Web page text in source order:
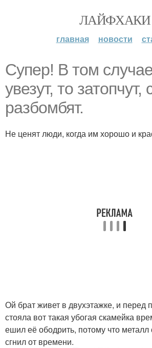
ЛАЙФХАКИ
главная новости
Супер! В том
увезут, то затопчут,
разбомбят.
Не ценят люди, когда им хорошо и
Ой брат живет в двухэтажке, и перед
стояла вот такая убогая скамейка
ешил её ободрить, потому что
сгнил от времени.